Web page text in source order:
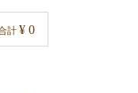
計 ¥ 0